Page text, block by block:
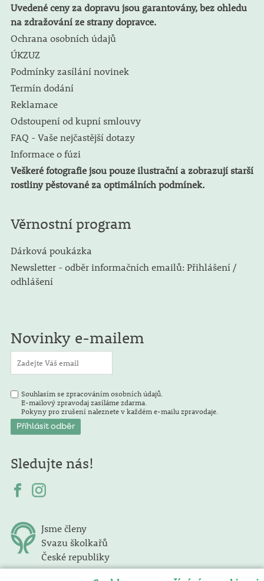
Uvedené ceny za dopravu jsou garantovány, bez ohledu
na zdražování ze strany dopravce.
Ochrana osobních údajů
ÚKZUZ
Podmínky zasílání novinek
Termín dodání
Reklamace
Odstoupení od kupní smlouvy
FAQ - Vaše nejčastější dotazy
Informace o fúzi
Veškeré fotografie jsou pouze ilustrační a zobrazují starší
rostliny pěstované za optimálních podmínek.
Věrnostní program
Dárková poukázka
Newsletter - odběr informačních emailů: Přihlášení /
odhlášení
Novinky e-mailem
Souhlasím se zpracováním osobních údajů.
E-mailový zpravodaj zasíláme zdarma.
Pokyny pro zrušení naleznete v každém e-mailu zpravodaje.
Sledujte nás!
Jsme členy
Svazu školkařů
České republiky